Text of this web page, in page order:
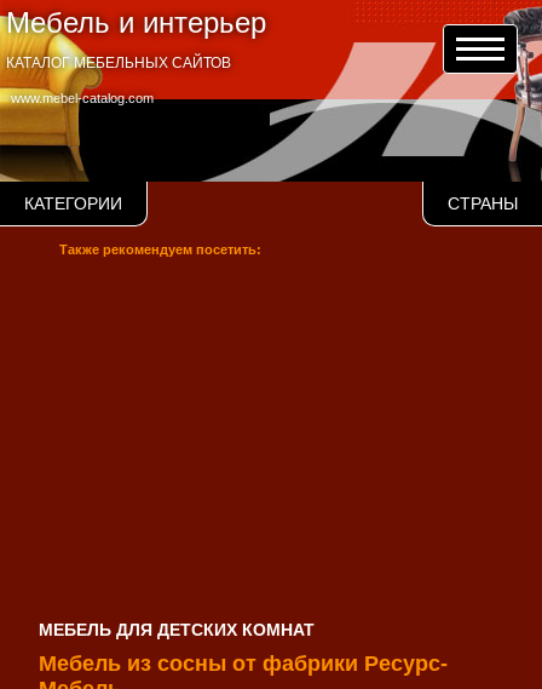
Мебель и интерьер
www.mebel-catalog.com
КАТАЛОГ МЕБЕЛЬНЫХ САЙТОВ
КАТЕГОРИИ СТРАНЫ
Также рекомендуем посетить:
МЕБЕЛЬ ДЛЯ ДЕТСКИХ КОМНАТ
Мебель из сосны от фабрики Ресурс-